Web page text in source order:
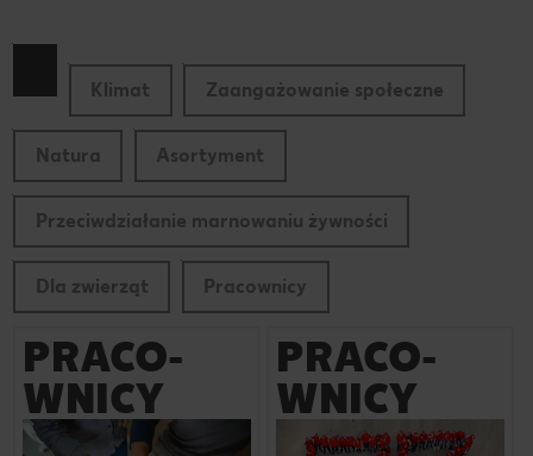
Klimat Zaangażowanie społeczne
Natura Asortyment
Przeciwdziałanie marnowaniu żywności
Dla zwierząt Pracownicy
PRACO-
WNICY
Więcej
PRACO-
WNICY
Więcej